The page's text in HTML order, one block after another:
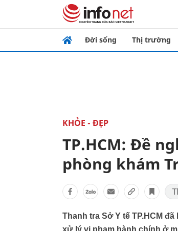
Đời sống Thị trường
KHỎE - ĐẸP
TP.HCM: Đề
phòng khám
Thanh tra Sở Y tế TP.HCM
xử lý vi phạm hành chính ở